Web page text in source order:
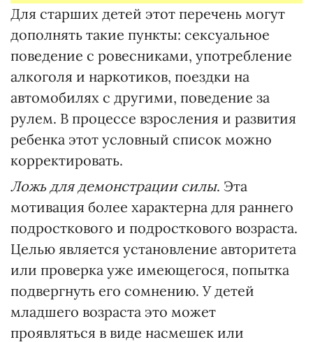
Для старших детей этот перечень могут
дополнять такие пункты: сексуальное
поведение с ровесниками, употребление
алкоголя и наркотиков, поездки на
автомобилях с другими, поведение за
рулем. В процессе взросления и развития
ребенка этот условный список можно
корректировать.
Ложь для демонстрации силы. Эта
мотивация более характерна для раннего
подросткового и подросткового возраста.
Целью является установление авторитета
или проверка уже имеющегося, попытка
подвергнуть его сомнению. У детей
младшего возраста это может
проявляться в виде насмешек или